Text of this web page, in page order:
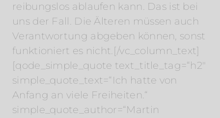
reibungslos ablaufen kann. Das ist bei
uns der Fall. Die Älteren müssen auch
Verantwortung abgeben können, sonst
funktioniert es nicht.[/vc_column_text]
[qode_simple_quote text_title_tag=“h2″
simple_quote_text=“Ich hatte von
Anfang an viele Freiheiten.“
simple_quote_author=“Martin